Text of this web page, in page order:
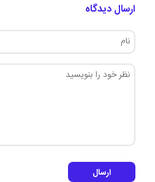
ارسال دیدگاه
ارسال